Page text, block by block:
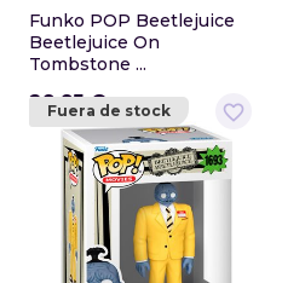
Funko POP Beetlejuice
Beetlejuice On
Tombstone ...
29,95 € favorite_border
Fuera de stock